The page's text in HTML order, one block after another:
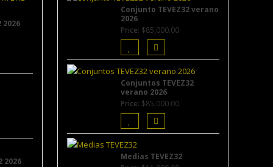
2026
Conjunto TEVEZ32 verano
2026
Price: $85,000.00
Conjuntos TEVEZ32
verano 2026
Price: $85,000.00
Medias TEVEZ32